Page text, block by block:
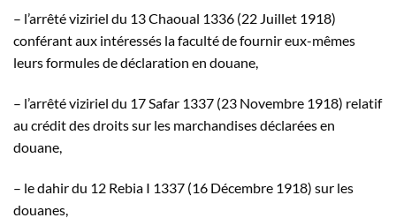
– l’arrêté viziriel du 13 Chaoual 1336 (22 Juillet 1918)
conférant aux inté­ressés la faculté de fournir eux-mêmes
leurs formules de déclaration en douane,
– l’arrêté viziriel du 17 Safar 1337 (23 Novembre 1918) relatif
au crédit des droits sur les marchandises déclarées en
douane,
– le dahir du 12 Rebia I 1337 (16 Décembre 1918) sur les
douanes,